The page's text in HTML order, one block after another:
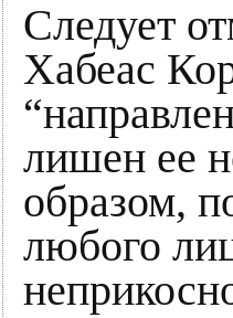
Следует
Хабеас
лишен ее
образом,
любого